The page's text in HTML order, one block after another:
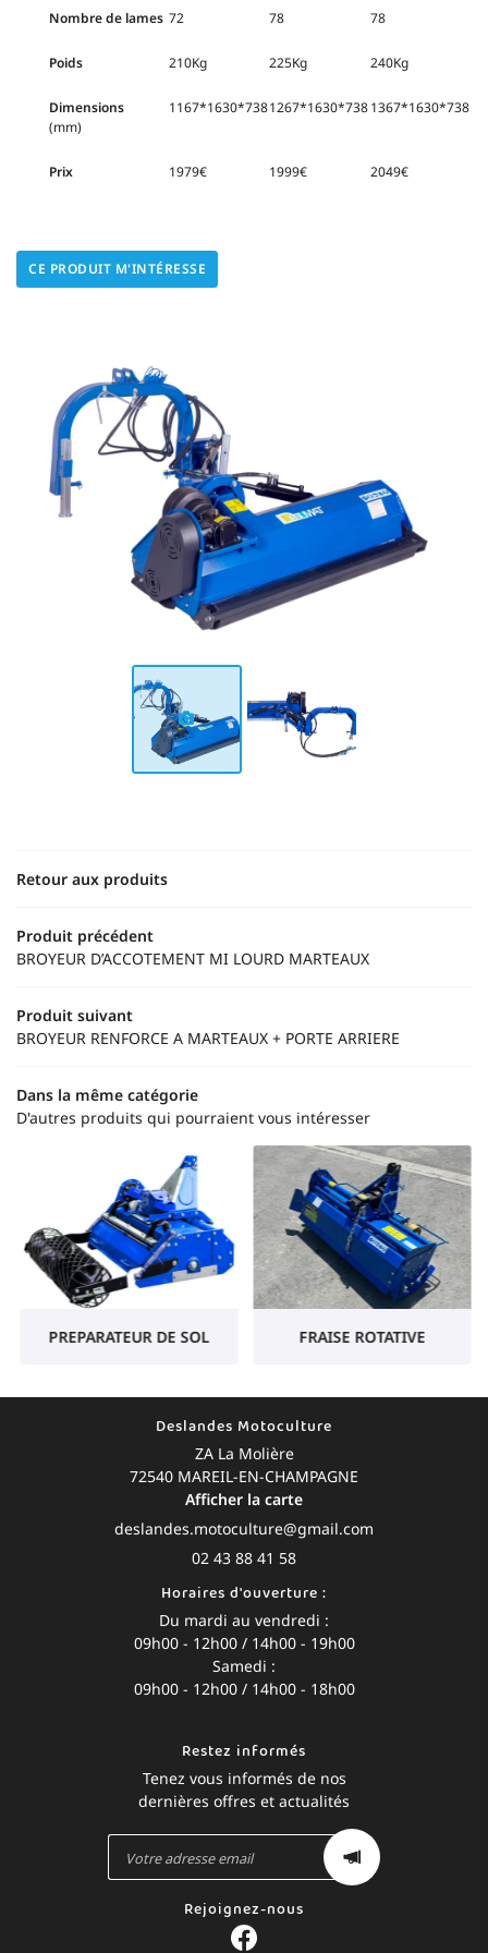
Avis
Actualités
Nombre de lames 72 78 78
Poids 210Kg 225Kg 240Kg
Dimensions
(mm)
1167*1630*7381267*1630*7381367*1630*738
Prix 1979€ 1999€ 2049€
CE PRODUIT M'INTÉRESSE
Retour aux produits
Produit précédent
BROYEUR D’ACCOTEMENT MI LOURD MARTEAUX
Produit suivant
BROYEUR RENFORCE A MARTEAUX + PORTE ARRIERE
Dans la même catégorie
D'autres produits qui pourraient vous intéresser
PREPARATEUR DE SOL FRAISE ROTATIVE
Deslandes Motoculture
ZA La Molière
72540 MAREIL-EN-CHAMPAGNE
Afficher la carte
02 43 88 41 58
Horaires d'ouverture :
Du mardi au vendredi :
09h00 - 12h00 / 14h00 - 19h00
Samedi :
09h00 - 12h00 / 14h00 - 18h00
Restez informés
Tenez vous informés de nos
dernières offres et actualités
Rejoignez-nous